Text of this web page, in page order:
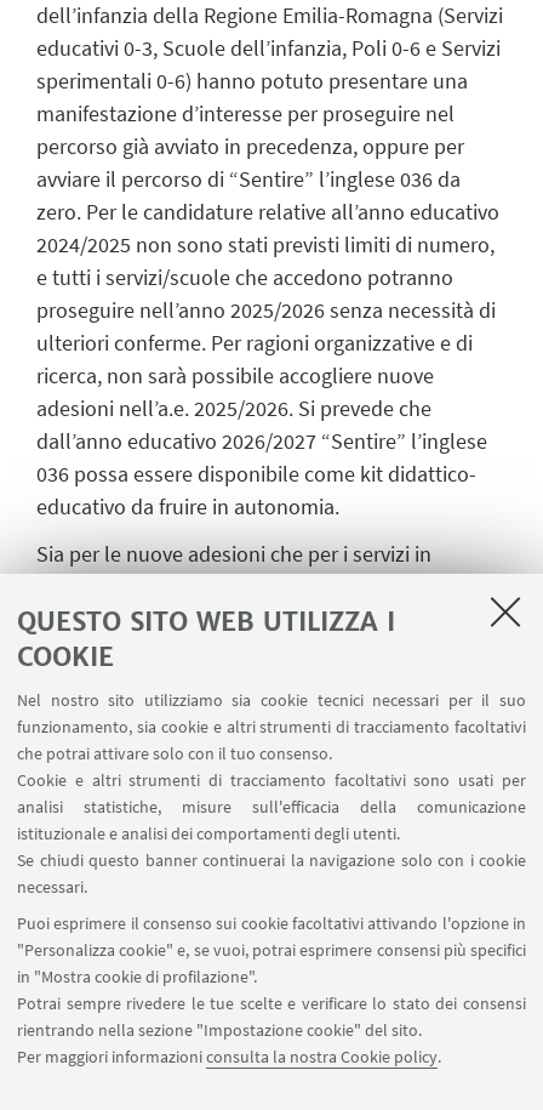
QUESTO SITO WEB UTILIZZA I
COOKIE
Nel nostro sito utilizziamo sia cookie tecnici necessari per il suo
funzionamento, sia cookie e altri strumenti di tracciamento facoltativi
che potrai attivare solo con il tuo consenso.
Cookie e altri strumenti di tracciamento facoltativi sono usati per
analisi statistiche, misure sull'efficacia della comunicazione
istituzionale e analisi dei comportamenti degli utenti.
Se chiudi questo banner continuerai la navigazione solo con i cookie
necessari.
Puoi esprimere il consenso sui cookie facoltativi attivando l'opzione in
"Personalizza cookie" e, se vuoi, potrai esprimere consensi più specifici
in "Mostra cookie di profilazione".
Potrai sempre rivedere le tue scelte e verificare lo stato dei consensi
rientrando nella sezione "Impostazione cookie" del sito.
Per maggiori informazioniconsulta la nostra Cookie policy.
dell’infanzia della Regione Emilia-Romagna (Servizi
educativi 0-3, Scuole dell’infanzia, Poli 0-6 e Servizi
sperimentali 0-6) hanno potuto presentare una
manifestazione d’interesse per proseguire nel
percorso già avviato in precedenza, oppure per
avviare il percorso di “Sentire” l’inglese 036 da
zero. Per le candidature relative all’anno educativo
2024/2025 non sono stati previsti limiti di numero,
e tutti i servizi/scuole che accedono potranno
proseguire nell’anno 2025/2026 senza necessità di
ulteriori conferme. Per ragioni organizzative e di
ricerca, non sarà possibile accogliere nuove
adesioni nell’a.e. 2025/2026. Si prevede che
dall’anno educativo 2026/2027 “Sentire” l’inglese
036 possa essere disponibile come kit didattico-
educativo da fruire in autonomia.
Sia per le nuove adesioni che per i servizi in
materiali disponibili consentono a
educatori/insegnanti di essere sostanzialmente
anche grazie al lavoro d’equipe, aggiungendo i
contenuti in oggetto all’attività quotidiana.
Una maggiore qualificazione e approfondimento
potrà essere effettuata a discrezione dei servizi, dei
coordinamenti pedagogici e degli enti gestori,
attingendo a due liste ufficiali (reperibili sul sito di
progetto "Sentire" l'inglese) e coinvolgendo in
presenza e/o a distanza uno o più professionisti di
progetto formati con appositi corsi presso
l’Università di Bologna, ovvero: gli “Ambasciatori di
progetto” e i “Formatori esperti linguistici di